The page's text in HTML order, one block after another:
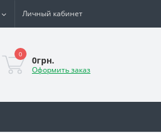
Личный кабинет
0
0грн.
Оформить заказ